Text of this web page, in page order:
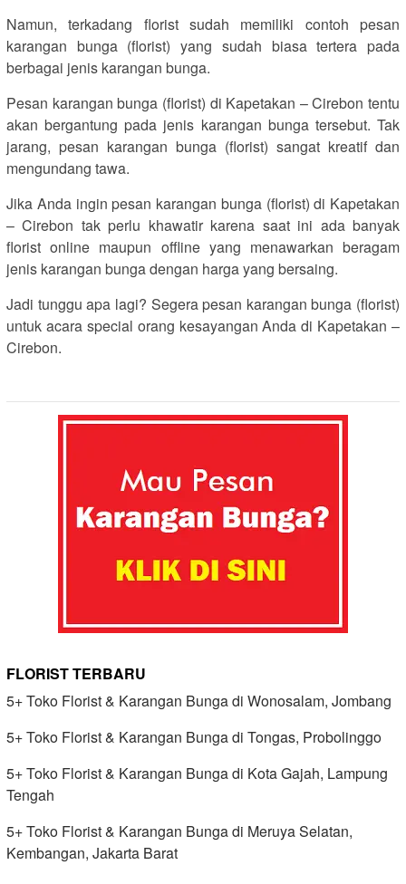
Namun, terkadang florist sudah memiliki contoh pesan
karangan bunga (florist) yang sudah biasa tertera pada
berbagai jenis karangan bunga.
Pesan karangan bunga (florist) di Kapetakan – Cirebon tentu
akan bergantung pada jenis karangan bunga tersebut. Tak
jarang, pesan karangan bunga (florist) sangat kreatif dan
mengundang tawa.
Jika Anda ingin pesan karangan bunga (florist) di Kapetakan
– Cirebon tak perlu khawatir karena saat ini ada banyak
florist online maupun offline yang menawarkan beragam
jenis karangan bunga dengan harga yang bersaing.
Jadi tunggu apa lagi? Segera pesan karangan bunga (florist)
untuk acara special orang kesayangan Anda di Kapetakan –
Cirebon.
FLORIST TERBARU
5+ Toko Florist & Karangan Bunga di Wonosalam, Jombang
5+ Toko Florist & Karangan Bunga di Tongas, Probolinggo
5+ Toko Florist & Karangan Bunga di Kota Gajah, Lampung
Tengah
5+ Toko Florist & Karangan Bunga di Meruya Selatan,
Kembangan, Jakarta Barat